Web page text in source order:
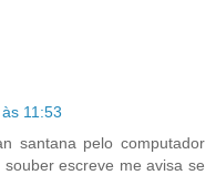
11:53
santana pelo computador
escreve me avisa se